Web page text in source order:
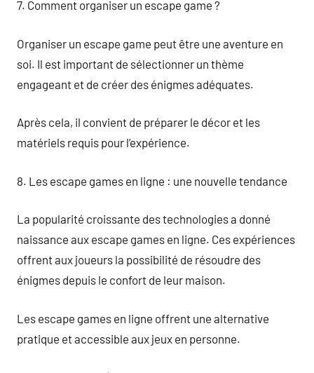
7. Comment organiser un escape game ?
Organiser un escape game peut être une aventure en
soi. Il est important de sélectionner un thème
engageant et de créer des énigmes adéquates.
Après cela, il convient de préparer le décor et les
matériels requis pour l’expérience.
8. Les escape games en ligne : une nouvelle tendance
La popularité croissante des technologies a donné
naissance aux escape games en ligne. Ces expériences
offrent aux joueurs la possibilité de résoudre des
énigmes depuis le confort de leur maison.
Les escape games en ligne offrent une alternative
pratique et accessible aux jeux en personne.